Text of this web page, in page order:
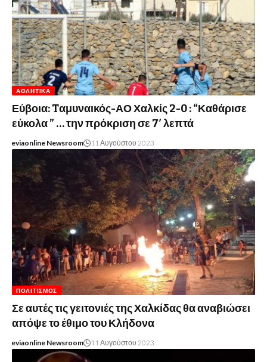
ΑΘΛΗΤΙΚΆ
Εύβοια: Tαμυναικός-ΑΟ Χαλκίς 2-0 : “Καθάρισε
εύκολα ” … την πρόκριση σε 7′ λεπτά
eviaonline Newsroom 11 Αυγούστου 2023
ΠΟΛΙΤΙΣΜΌΣ
Σε αυτές τις γειτονιές της Χαλκίδας θα αναβιώσει
απόψε το έθιμο του Κλήδονα
eviaonline Newsroom 11 Αυγούστου 2023